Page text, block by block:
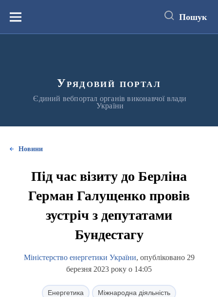
вмістуМеню Пошук
Урядовий портал
Єдиний вебпортал органів виконавчої влади
України
Новини
Під час візиту до Берліна
Герман Галущенко провів
зустріч з депутатами
Бундестагу
Міністерство енергетики України, опубліковано 29
березня 2023 року о 14:05
Енергетика Міжнародна діяльність